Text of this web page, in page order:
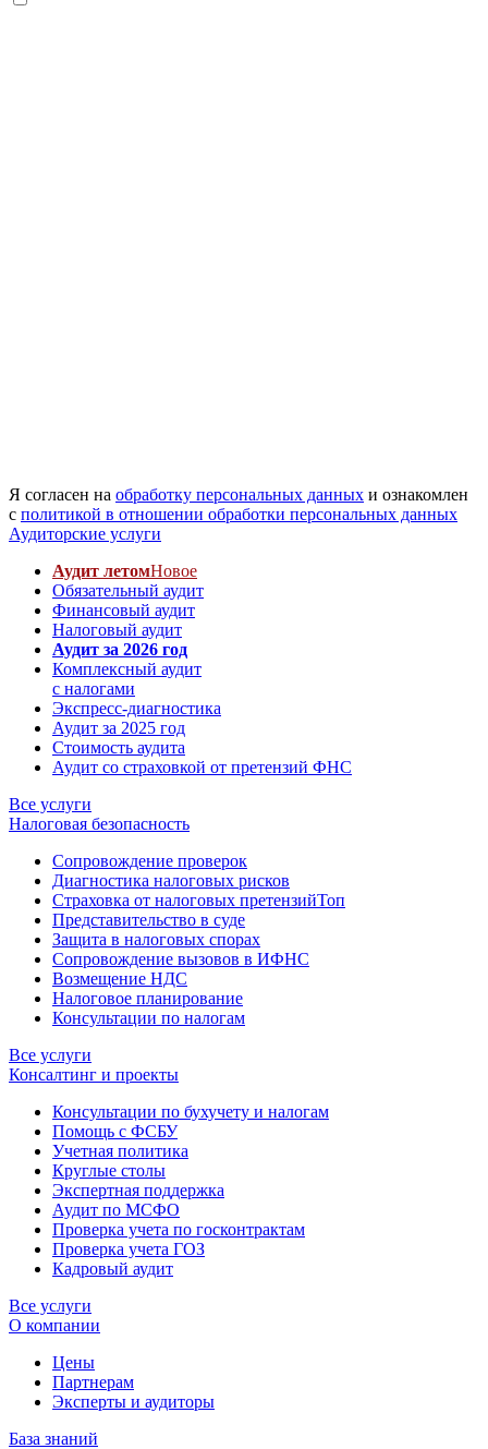
Я согласен на обработку персональных данных и ознакомлен
с политикой в отношении обработки персональных данных
Аудиторские услуги
Аудит летомНовое
Обязательный аудит
Финансовый аудит
Налоговый аудит
Аудит за 2026 год
Комплексный аудит
с налогами
Экспресс-диагностика
Аудит за 2025 год
Стоимость аудита
Аудит со страховкой от претензий ФНС
Все услуги
Налоговая безопасность
Сопровождение проверок
Диагностика налоговых рисков
Страховка от налоговых претензийТоп
Представительство в суде
Защита в налоговых спорах
Сопровождение вызовов в ИФНС
Возмещение НДС
Налоговое планирование
Консультации по налогам
Все услуги
Консалтинг и проекты
Консультации по бухучету и налогам
Помощь с ФСБУ
Учетная политика
Круглые столы
Экспертная поддержка
Аудит по МСФО
Проверка учета по госконтрактам
Проверка учета ГОЗ
Кадровый аудит
Все услуги
О компании
Цены
Партнерам
Эксперты и аудиторы
База знаний